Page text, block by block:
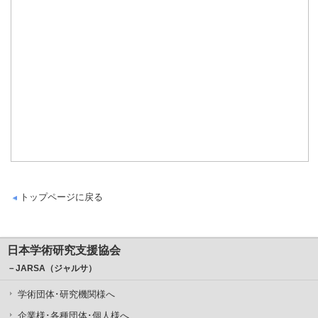
トップページに戻る
日本学術研究支援協会
－JARSA（ジャルサ）
学術団体･研究機関様へ
企業様･各種団体･個人様へ